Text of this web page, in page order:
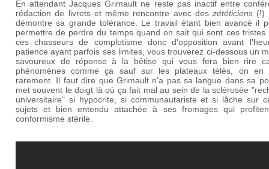
En attendant Jacques Grimault ne reste pas inactif entre
rédaction de livrets et même rencontre avec deszététiciens (!)
démontre sa grande tolérance. Le travail étant bien avancé il
permettre de perdre du temps quand on sait qui sont ces tristes
ces chasseurs de complotisme donc d'opposition avant
patience ayant parfois ses limites, vous trouverez ci-dessous un
savoureux de réponse à la bêtise qui vous fera bien rire
phénomènes comme ça sauf sur les plateaux télés, on en
rarement. Il faut dire que Grimault n'a pas sa langue dans sa
met souvent le doigt là où ça fait mal au sein de la sclérosée
universitaire" si hypocrite, si communautariste et si lâche sur
sujets et bien entendu attachée à ses fromages qui
conformisme stérile.